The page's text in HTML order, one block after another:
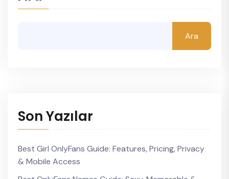
Ara
Son Yazılar
Best Girl OnlyFans Guide: Features, Pricing, Privacy
& Mobile Access